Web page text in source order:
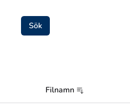
Filnamn